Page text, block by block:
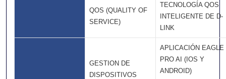
QOS (QUALITY OF
SERVICE)
TECNOLOGÍA QOS
INTELIGENTE DE D-
LINK
GESTION DE
DISPOSITIVOS
APLICACIÓN EAGLE
PRO AI (IOS Y
ANDROID)